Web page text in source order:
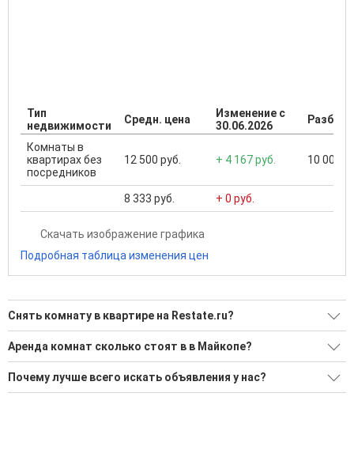
Тип
недвижимости
Средн. цена
Изменение с
30.06.2026
Комнаты в
квартирах без
посредников
12 500 руб. + 4 167 руб. 10 000
8 333 руб. + 0 руб.
Скачать изображение графика
Подробная таблица изменения цен
Снять комнату в квартире на Restate.ru?
Ищите, как Снять комнату в квартире?
4 актуальных и проверенных объявления
Воспользуйтесь нашим поиском по новостройкам, для
Аренда комнат сколько стоят в в Майкопе?
Минимальная цена: 10 000 Р. Максимальная цена: 15 000 Р;
Средняя: 12 500 Р
Почему лучше всего искать объявления у нас?